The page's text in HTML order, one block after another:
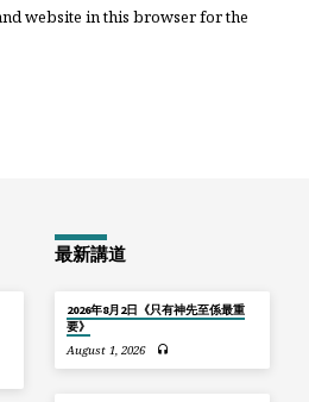
website in this browser for the
最新講道
2026年8月2日《只有神先至係最重
要》
August 1, 2026